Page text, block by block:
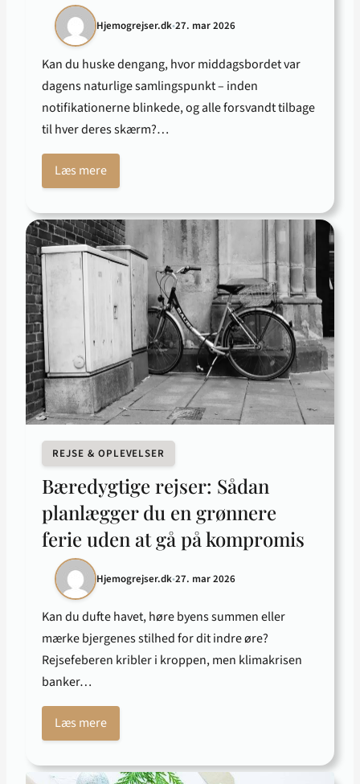
Hjemogrejser.dk•27. mar 2026
Kan du huske dengang, hvor middagsbordet var
dagens naturlige samlingspunkt – inden
notifikationerne blinkede, og alle forsvandt tilbage
til hver deres skærm?…
Læs mere
REJSE & OPLEVELSER
Bæredygtige rejser: Sådan
planlægger du en grønnere
ferie uden at gå på kompromis
Hjemogrejser.dk•27. mar 2026
Kan du dufte havet, høre byens summen eller
mærke bjergenes stilhed for dit indre øre?
Rejsefeberen kribler i kroppen, men klimakrisen
banker…
Læs mere